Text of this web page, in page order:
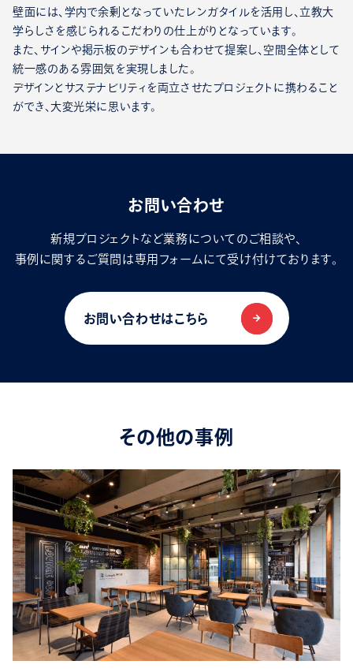
壁面には、学内で余剰となっていたレンガタイルを活用し、立教大
学らしさを感じられるこだわりの仕上がりとなっています。
また、サインや掲示板のデザインも合わせて提案し、空間全体として
統一感のある雰囲気を実現しました。
デザインとサステナビリティを両立させたプロジェクトに携わること
ができ、大変光栄に思います。
お問い合わせ
新規プロジェクトなど業務についてのご相談や、
事例に関するご質問は専用フォームにて受け付けております。
お問い合わせはこちら
その他の事例